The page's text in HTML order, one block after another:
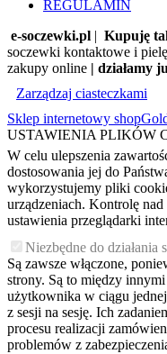
REGULAMIN
e-soczewki.pl | Kupuję
soczewki kontaktowe i
zakupy online | działamy
Zarządzaj ciasteczkami
Sklep internetowy
USTAWIENIA PLIKÓW
W celu ulepszenia
dostosowania jej do
wykorzystujemy pliki
urządzeniach. Kontrolę
ustawienia przeglądarki
Niezbędne do działania
Są zawsze włączone,
strony. Są to między
użytkownika w ciągu
z sesji na sesję. Ich
procesu realizacji
problemów z